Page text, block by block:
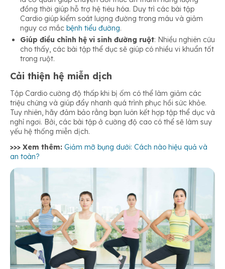
đồng thời giúp hỗ trợ hệ tiêu hóa. Duy trì các bài tập
Cardio giúp kiểm soát lượng đường trong máu và giảm
nguy cơ mắc bệnh tiểu đường.
Giúp điều chỉnh hệ vi sinh đường ruột: Nhiều nghiên cứu
cho thấy, các bài tập thể dục sẽ giúp có nhiều vi khuẩn tốt
trong ruột.
Cải thiện hệ miễn dịch
Tập Cardio cường độ thấp khi bị ốm có thể làm giảm các
triệu chứng và giúp đẩy nhanh quá trình phục hồi sức khỏe.
Tuy nhiên, hãy đảm bảo rằng bạn luôn kết hợp tập thể dục và
nghỉ ngơi. Bởi, các bài tập ở cường độ cao có thể sẽ làm suy
yếu hệ thống miễn dịch.
>>> Xem thêm: Giảm mỡ bụng dưới: Cách nào hiệu quả và
an toàn?